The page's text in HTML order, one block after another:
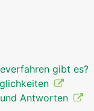
gibt es?
Antworten